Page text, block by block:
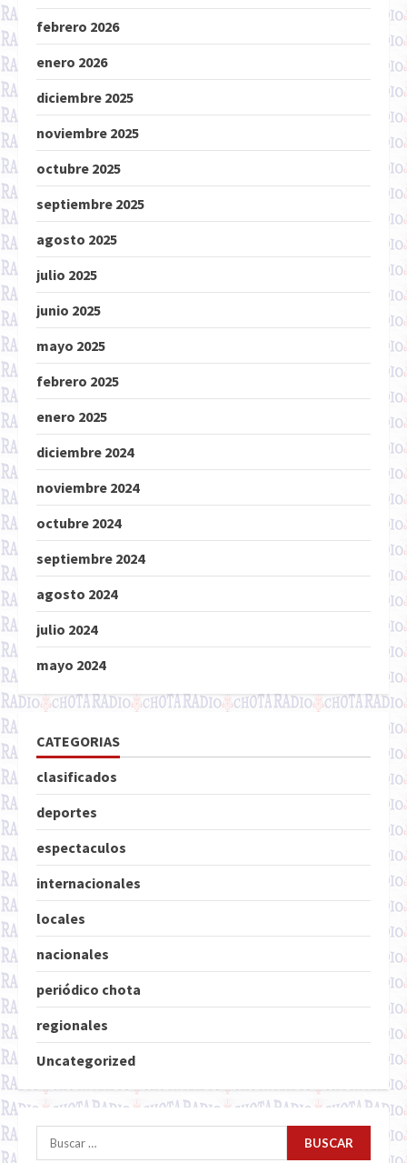
febrero 2026
enero 2026
diciembre 2025
noviembre 2025
octubre 2025
septiembre 2025
agosto 2025
julio 2025
junio 2025
mayo 2025
febrero 2025
enero 2025
diciembre 2024
noviembre 2024
octubre 2024
septiembre 2024
agosto 2024
julio 2024
mayo 2024
CATEGORIAS
clasificados
deportes
espectaculos
internacionales
locales
nacionales
periódico chota
regionales
Uncategorized
Buscar: